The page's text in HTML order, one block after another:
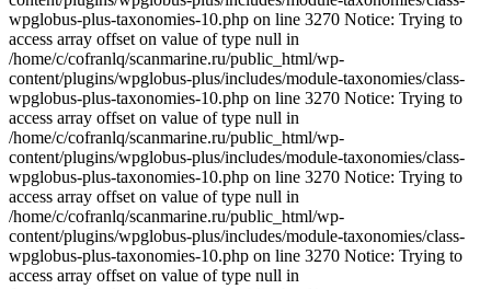
wpglobus-plus-taxonomies-10.php on line 3270 Notice: Trying to
access array offset on value of type null in
/home/c/cofranlq/scanmarine.ru/public_html/wp-
content/plugins/wpglobus-plus/includes/module-taxonomies/class-
wpglobus-plus-taxonomies-10.php on line 3270 Notice: Trying to
access array offset on value of type null in
/home/c/cofranlq/scanmarine.ru/public_html/wp-
content/plugins/wpglobus-plus/includes/module-taxonomies/class-
wpglobus-plus-taxonomies-10.php on line 3270 Notice: Trying to
access array offset on value of type null in
/home/c/cofranlq/scanmarine.ru/public_html/wp-
content/plugins/wpglobus-plus/includes/module-taxonomies/class-
wpglobus-plus-taxonomies-10.php on line 3270 Notice: Trying to
access array offset on value of type null in